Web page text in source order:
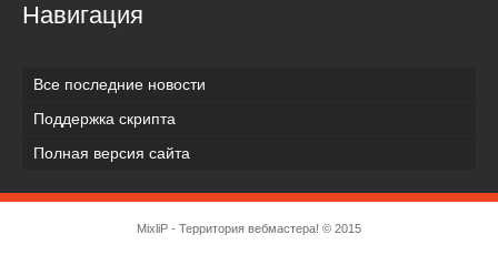
Навигация
Все последние новости
Поддержка скрипта
Полная версия сайта
MixliP - Территория вебмастера! © 2015